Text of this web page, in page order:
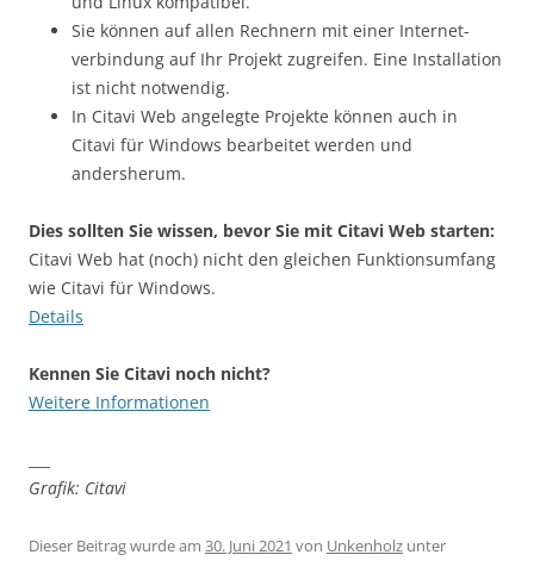
Sie können auf allen Rechnern mit einer Internet­
verbindung auf Ihr Projekt zugreifen. Eine Installation
ist nicht notwendig.
In Citavi Web angelegte Projekte können auch in
Citavi für Windows bearbeitet werden und
andersherum.
Dies sollten Sie wissen, bevor Sie mit Citavi Web starten:
Citavi Web hat (noch) nicht den gleichen Funktionsumfang
wie Citavi für Windows.
Details
Kennen Sie Citavi noch nicht?
Weitere Informationen
Grafik: Citavi
Dieser Beitrag wurde am 30. Juni 2021 von Unkenholz unter